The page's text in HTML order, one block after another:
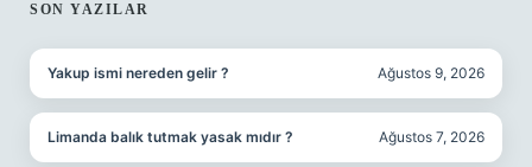
SIDEBAR
SON YAZILAR
Yakup ismi nereden gelir ? Ağustos 9, 2026
Limanda balık tutmak yasak mıdır ? Ağustos 7, 2026